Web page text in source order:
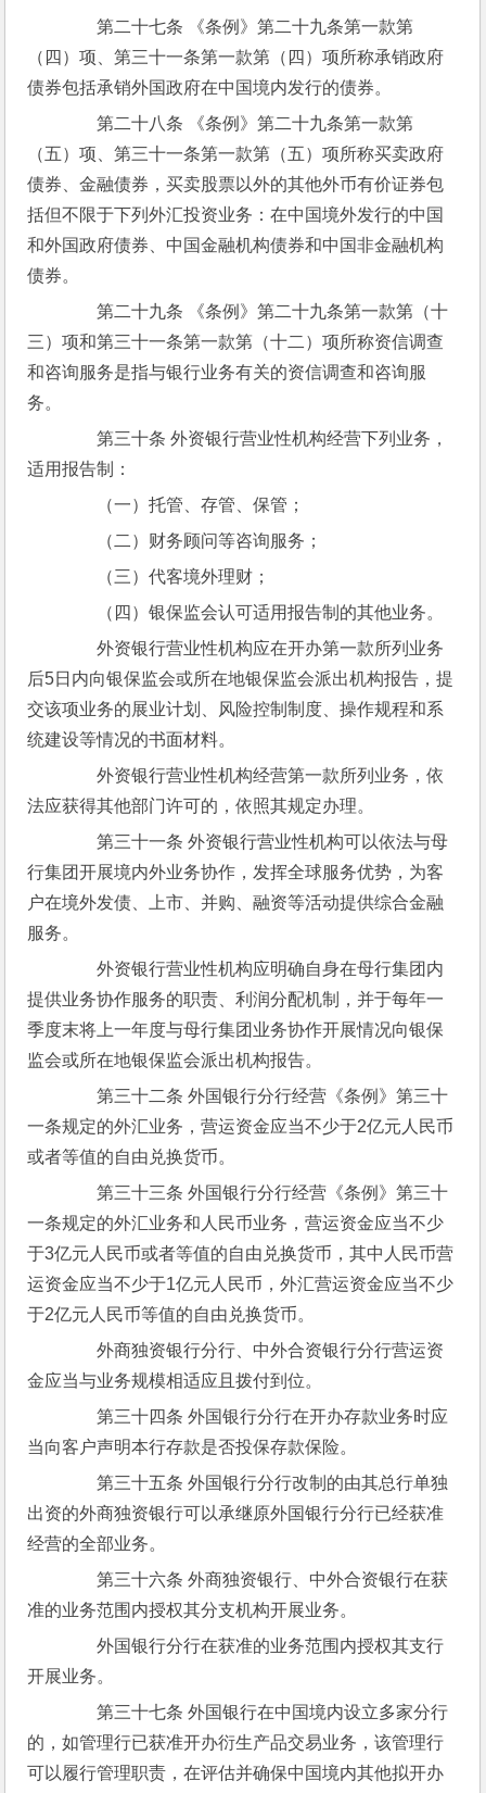
第二十七条 《条例》第二十九条第一款第
（四）项、第三十一条第一款第（四）项所称承销政府
债券包括承销外国政府在中国境内发行的债券。
第二十八条 《条例》第二十九条第一款第
（五）项、第三十一条第一款第（五）项所称买卖政府
债券、金融债券，买卖股票以外的其他外币有价证券包
括但不限于下列外汇投资业务：在中国境外发行的中国
和外国政府债券、中国金融机构债券和中国非金融机构
债券。
第二十九条 《条例》第二十九条第一款第（十
三）项和第三十一条第一款第（十二）项所称资信调查
和咨询服务是指与银行业务有关的资信调查和咨询服
务。
第三十条 外资银行营业性机构经营下列业务，
适用报告制：
（一）托管、存管、保管；
（二）财务顾问等咨询服务；
（三）代客境外理财；
（四）银保监会认可适用报告制的其他业务。
外资银行营业性机构应在开办第一款所列业务
后5日内向银保监会或所在地银保监会派出机构报告，提
交该项业务的展业计划、风险控制制度、操作规程和系
统建设等情况的书面材料。
外资银行营业性机构经营第一款所列业务，依
法应获得其他部门许可的，依照其规定办理。
第三十一条 外资银行营业性机构可以依法与母
行集团开展境内外业务协作，发挥全球服务优势，为客
户在境外发债、上市、并购、融资等活动提供综合金融
服务。
外资银行营业性机构应明确自身在母行集团内
提供业务协作服务的职责、利润分配机制，并于每年一
季度末将上一年度与母行集团业务协作开展情况向银保
监会或所在地银保监会派出机构报告。
第三十二条 外国银行分行经营《条例》第三十
一条规定的外汇业务，营运资金应当不少于2亿元人民币
或者等值的自由兑换货币。
第三十三条 外国银行分行经营《条例》第三十
一条规定的外汇业务和人民币业务，营运资金应当不少
于3亿元人民币或者等值的自由兑换货币，其中人民币营
运资金应当不少于1亿元人民币，外汇营运资金应当不少
于2亿元人民币等值的自由兑换货币。
外商独资银行分行、中外合资银行分行营运资
金应当与业务规模相适应且拨付到位。
第三十四条 外国银行分行在开办存款业务时应
当向客户声明本行存款是否投保存款保险。
第三十五条 外国银行分行改制的由其总行单独
出资的外商独资银行可以承继原外国银行分行已经获准
经营的全部业务。
第三十六条 外商独资银行、中外合资银行在获
准的业务范围内授权其分支机构开展业务。
外国银行分行在获准的业务范围内授权其支行
开展业务。
第三十七条 外国银行在中国境内设立多家分行
的，如管理行已获准开办衍生产品交易业务，该管理行
可以履行管理职责，在评估并确保中国境内其他拟开办